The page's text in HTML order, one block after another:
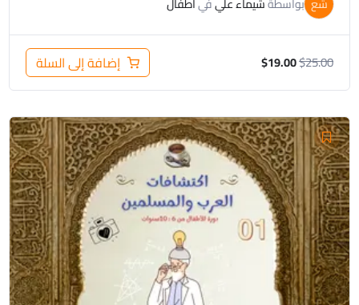
$25.00
$19.00 إضافة إلى السلة
السعر
الأصلي
هو:
$35.00.
السعر
الحالي
هو:
$28.00.